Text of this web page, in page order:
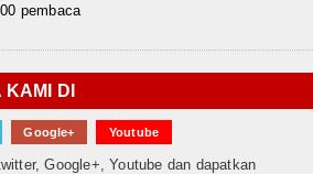
pembaca
DI
Google+ Youtube
Google+, Youtube dan dapatkan